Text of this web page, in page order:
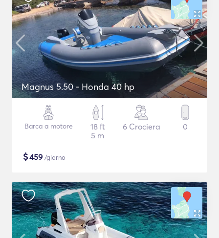
Magnus 5.50 - Honda 40 hp
Barca a motore
18 ft
5 m
6 Crociera 0
$459 /giorno